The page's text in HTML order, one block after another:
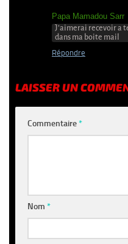
Papa Mamadou Sarr
J’aimerai recevoir a
dans ma boite mail
Répondre
LAISSER UN
Commentaire*
Nom *